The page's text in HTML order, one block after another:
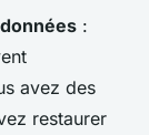
:
avez des
restaurer